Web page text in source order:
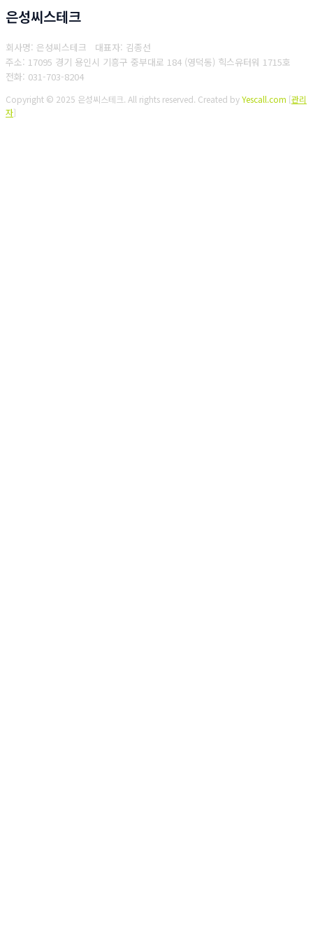
은성씨스테크
회사명: 은성씨스테크 대표자: 김종선
주소: 17095 경기 용인시 기흥구 중부대로 184 (영덕동) 힉스유터워 1715호
전화: 031-703-8204
Copyright © 2025 은성씨스테크. All rights reserved. Created byYescall.com [관리
자]